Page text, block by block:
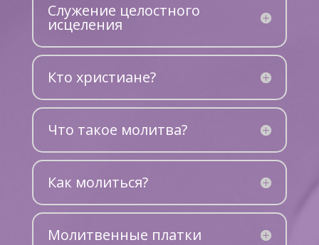
Служение целостного
исцеления
Кто христиане?
Что такое молитва?
Как молиться?
Молитвенные платки